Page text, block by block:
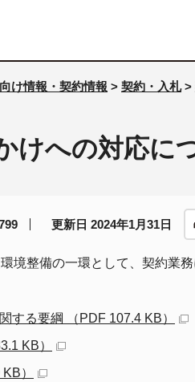
け情報・契約情報 > 契約・入札>
けへの対応に
更新日 2024年1月31日
境整備の一環として、契約業
する要綱 （PDF 107.4 KB）
KB）
）